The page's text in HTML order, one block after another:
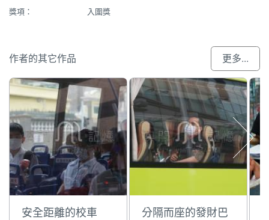
獎項：
入圍獎
作者的其它作品 更多...
安全距離的校車 分隔而座的發財巴